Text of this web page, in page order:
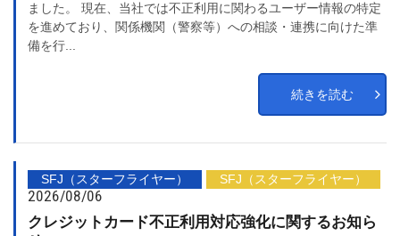
ました。 現在、当社では不正利用に関わるユーザー情報の特定
を進めており、関係機関（警察等）への相談・連携に向けた準
備を行...
続きを読む
SFJ（スターフライヤー） SFJ（スターフライヤー）
2026/08/06
クレジットカード不正利用対応強化に関するお知ら